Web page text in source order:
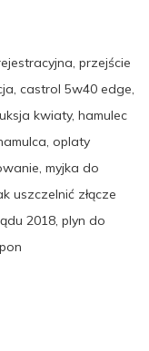
przejście
castrol 5w40 edge,
kwiaty, hamulec
oplaty
myjka do
uszczelnić złącze
2018, plyn do